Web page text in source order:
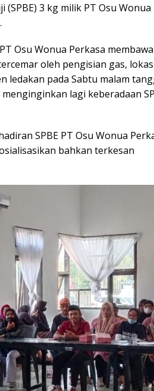
3 kg milik PT Osu Wonua
Osu Wonua Perkasa
oleh pengisian gas,
ledakan pada Sabtu malam
lagi keberadaan
SPBE PT Osu Wonua
bahkan terkesan